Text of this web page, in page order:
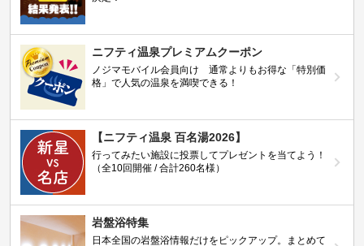
ニフティ温泉プレミアムクーポン
ノジマモバイル会員向け 通常よりもお得な「特別価
格」で人気の温泉を満喫できる！
【ニフティ温泉 百名湯2026】
行ってみたい施設に投票してプレゼントを当てよう！
（全10回開催 / 合計260名様）
岩盤浴特集
日本全国の岩盤浴情報だけをピックアップ。まとめて